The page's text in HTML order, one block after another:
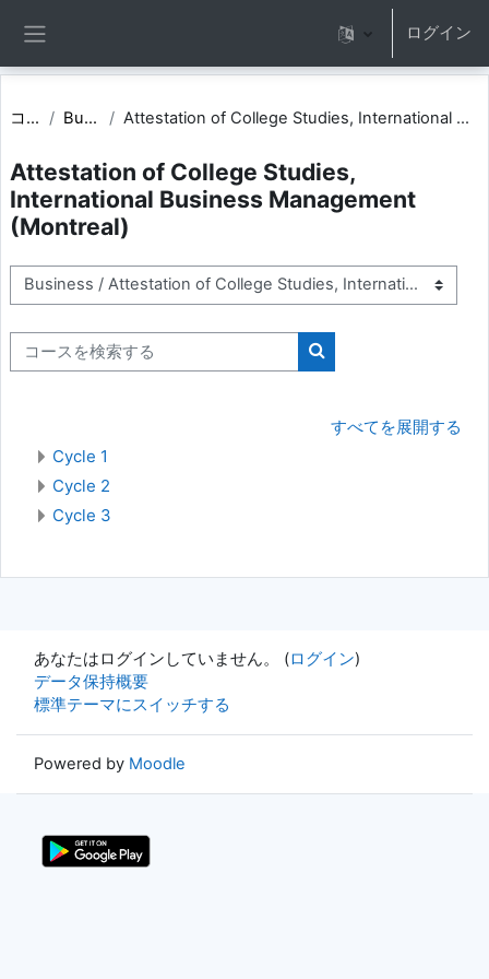
ログイン
コース Business Attestation of College Studies, International Business Management (Montreal)
Attestation of College Studies,
International Business Management
(Montreal)
コースカテゴリ
コースを検索する
コースを検索する
すべてを展開する
Cycle 1
Cycle 2
Cycle 3
あなたはログインしていません。 (ログイン)
データ保持概要
標準テーマにスイッチする
Powered by Moodle